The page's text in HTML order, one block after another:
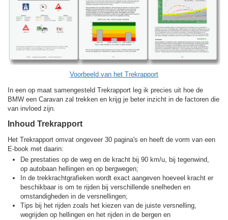
Voorbeeld van het Trekrapport
In een op maat samengesteld Trekrapport leg ik precies uit hoe de
BMW een Caravan zal trekken en krijg je beter inzicht in de factoren die
van invloed zijn.
Inhoud Trekrapport
Het Trekrapport omvat ongeveer 30 pagina's en heeft de vorm van een
E-book met daarin:
De prestaties op de weg en de kracht bij 90 km/u, bij tegenwind,
op autobaan hellingen en op bergwegen;
In de trekkracht­grafieken wordt exact aangeven hoeveel kracht er
beschikbaar is om te rijden bij verschillende snelheden en
omstandigheden in de versnellingen;
Tips bij het rijden zoals het kiezen van de juiste versnelling,
wegrijden op hellingen en het rijden in de bergen en